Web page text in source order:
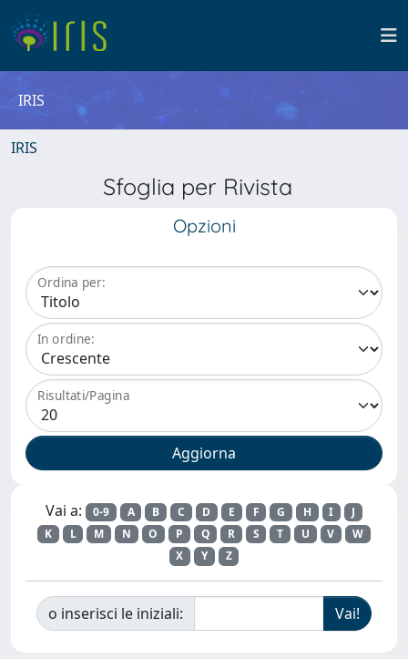
IRIS
IRIS
Sfoglia per Rivista
Opzioni
Ordina per:
In ordine:
Risultati/Pagina
Vai a: 0-9 A B C D E F G H I
J
K
L M N O P Q R S T U V
W
X
Y Z
o inserisci le iniziali: